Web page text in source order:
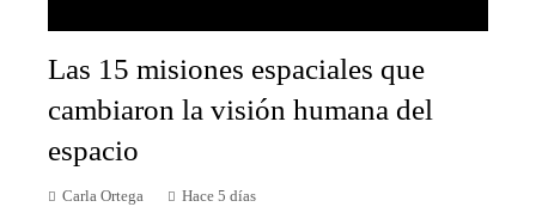
Las 15 misiones espaciales que
cambiaron la visión humana del
espacio
Carla Ortega Hace 5 días